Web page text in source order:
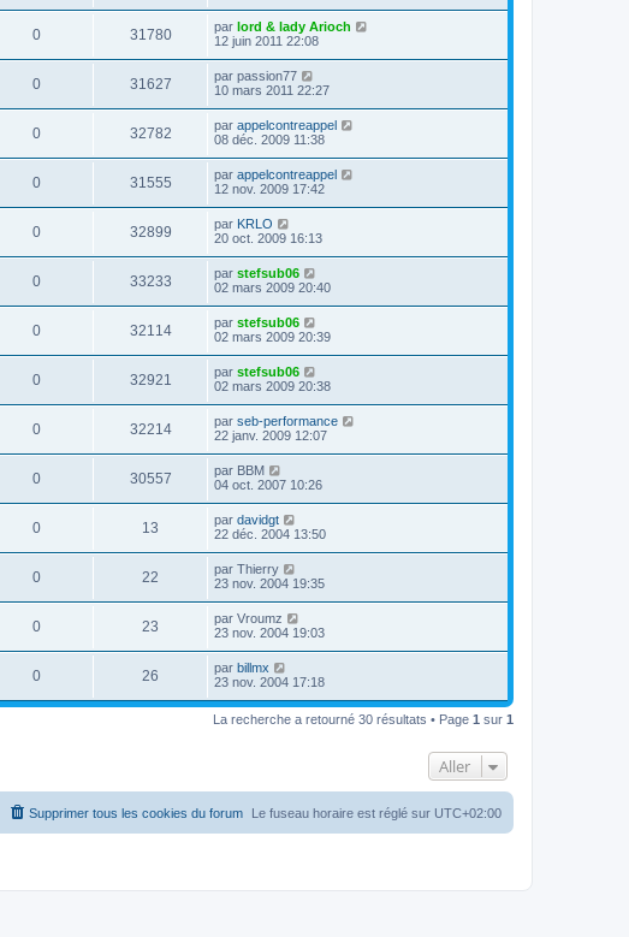
0 31780 par lord & lady Arioch
12 juin 2011 22:08
0 31627 par passion77
10 mars 2011 22:27
0 32782 par appelcontreappel
08 déc. 2009 11:38
0 31555 par appelcontreappel
12 nov. 2009 17:42
0 32899 par KRLO
20 oct. 2009 16:13
0 33233 par stefsub06
02 mars 2009 20:40
0 32114 par stefsub06
02 mars 2009 20:39
0 32921 par stefsub06
02 mars 2009 20:38
0 32214 par seb-performance
22 janv. 2009 12:07
0 30557 par BBM
04 oct. 2007 10:26
0 13 par davidgt
22 déc. 2004 13:50
0 22 par Thierry
23 nov. 2004 19:35
0 23 par Vroumz
23 nov. 2004 19:03
0 26 par billmx
23 nov. 2004 17:18
La recherche a retourné 30 résultats • Page 1 sur 1
Aller
Le fuseau horaire est réglé sur UTC+02:00
Supprimer tous les cookies du forum